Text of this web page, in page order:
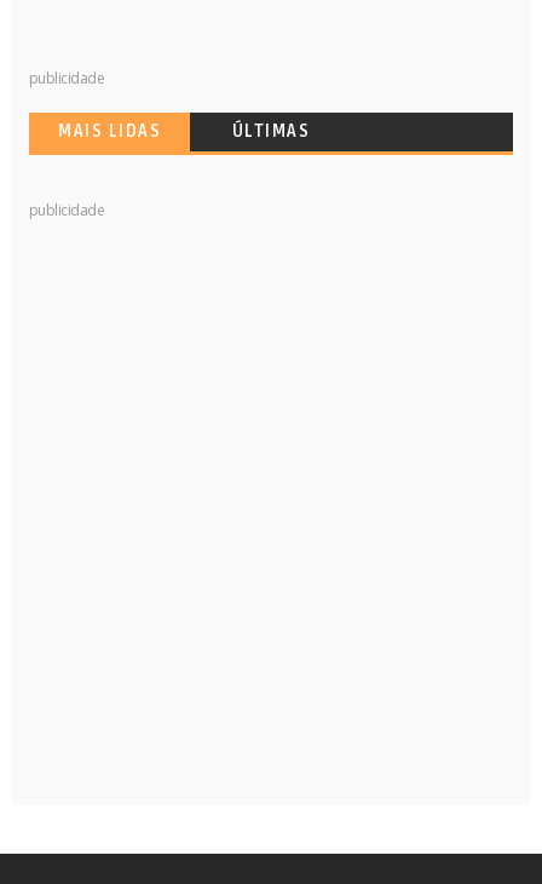
publicidade
MAIS LIDAS ÚLTIMAS
publicidade